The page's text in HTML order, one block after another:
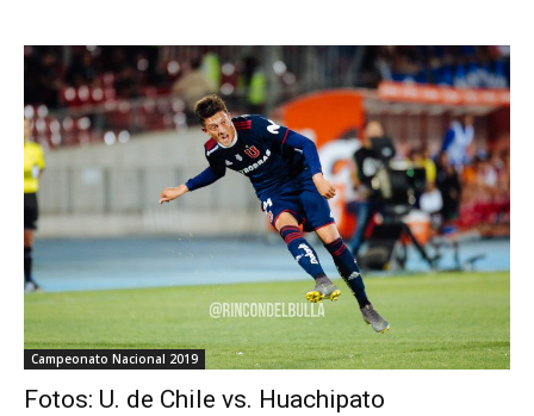
Campeonato Nacional 2019
Fotos: U. de Chile vs. Huachipato